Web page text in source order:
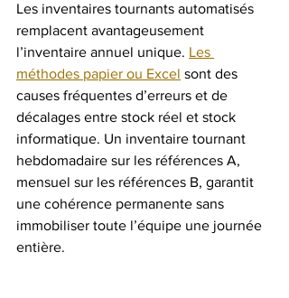
Les inventaires tournants automatisés
remplacent avantageusement
l’inventaire annuel unique. Les
méthodes papier ou Excel sont des
causes fréquentes d’erreurs et de
décalages entre stock réel et stock
informatique. Un inventaire tournant
hebdomadaire sur les références A,
mensuel sur les références B, garantit
une cohérence permanente sans
immobiliser toute l’équipe une journée
entière.